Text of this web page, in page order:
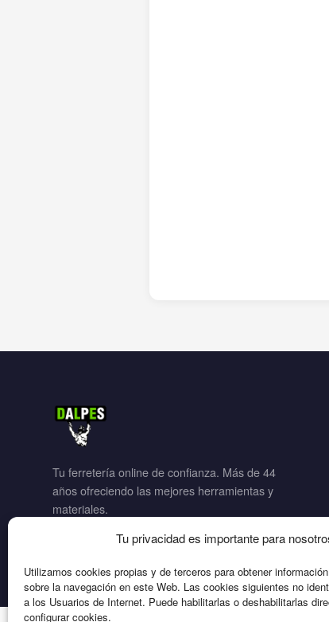
Tu privacidad es importante para
Utilizamos cookies propias y de terceros para obtener
sobre la navegación en este Web. Las cookies siguientes no
a los Usuarios de Internet. Puede habilitarlas o deshabilitarlas
configurar cookies.
Tu ferretería online de confianza. Más de 44
años ofreciendo las mejores herramientas y
materiales.